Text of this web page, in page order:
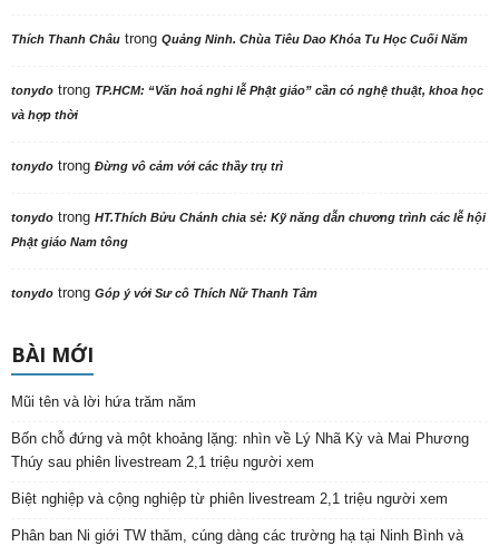
Thích Thanh Châu trong Quảng Ninh. Chùa Tiêu Dao Khóa Tu Học Cuối Năm
tonydo trong TP.HCM: “Văn hoá nghi lễ Phật giáo” cần có nghệ thuật, khoa học
và hợp thời
tonydo trong Đừng vô cảm với các thầy trụ trì
tonydo trong HT.Thích Bửu Chánh chia sẻ: Kỹ năng dẫn chương trình các lễ hội
Phật giáo Nam tông
tonydo trong Góp ý với Sư cô Thích Nữ Thanh Tâm
BÀI MỚI
Mũi tên và lời hứa trăm năm
Bốn chỗ đứng và một khoảng lặng: nhìn về Lý Nhã Kỳ và Mai Phương
Thúy sau phiên livestream 2,1 triệu người xem
Biệt nghiệp và cộng nghiệp từ phiên livestream 2,1 triệu người xem
Phân ban Ni giới TW thăm, cúng dàng các trường hạ tại Ninh Bình và